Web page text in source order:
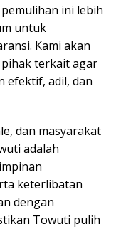
ini lebih
untuk
Kami akan
terkait agar
efektif, adil, dan
dan masyarakat
adalah
keterlibatan
dengan
Towuti pulih